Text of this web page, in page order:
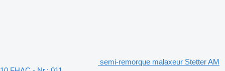
semi-remorque malaxeur Stetter AM